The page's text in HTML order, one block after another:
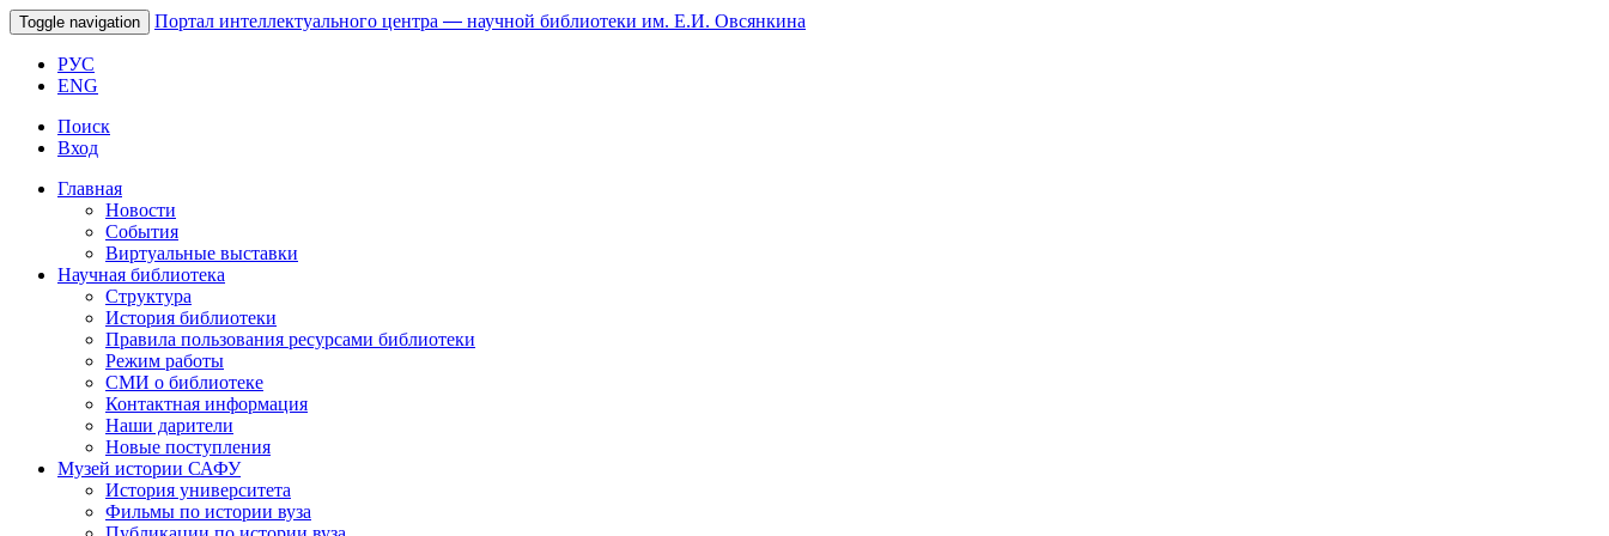
Toggle navigation Портал интеллектуального центра — научной библиотеки им. Е.И. Овсянкина
РУС
ENG
Поиск
Вход
Главная
Новости
События
Виртуальные выставки
Научная библиотека
Структура
История библиотеки
Правила пользования ресурсами библиотеки
Режим работы
СМИ о библиотеке
Контактная информация
Наши дарители
Новые поступления
Музей истории САФУ
История университета
Фильмы по истории вуза